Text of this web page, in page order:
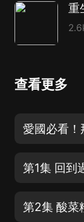
查看更多
愛國必看
第1集 回到
第2集 酸菜